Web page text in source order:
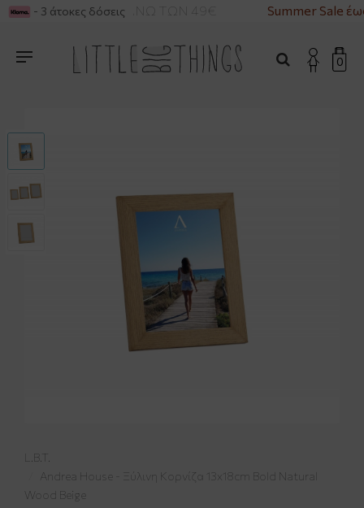
ΓΙΑ ΑΓΟΡΕΣ ΑΝΩ ΤΩΝ 49€ Summer Sale
- 3 άτοκες δόσεις
0
L.B.T.
Andrea House - Ξύλινη Κορνίζα 13x18cm Bold Natural
Wood Beige